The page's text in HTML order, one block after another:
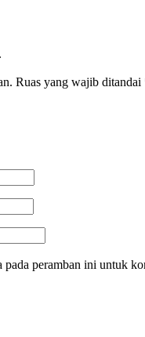
Ruas yang wajib ditandai
pada peramban ini untuk